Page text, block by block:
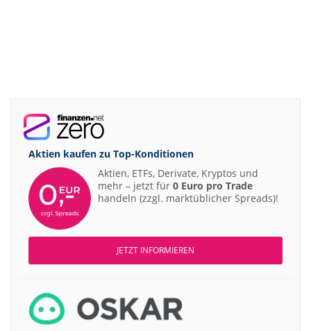
Aktien kaufen zu Top-Konditionen
Aktien, ETFs, Derivate, Kryptos und
mehr – jetzt für 0 Euro pro Trade
handeln (zzgl. marktüblicher Spreads)!
JETZT INFORMIEREN